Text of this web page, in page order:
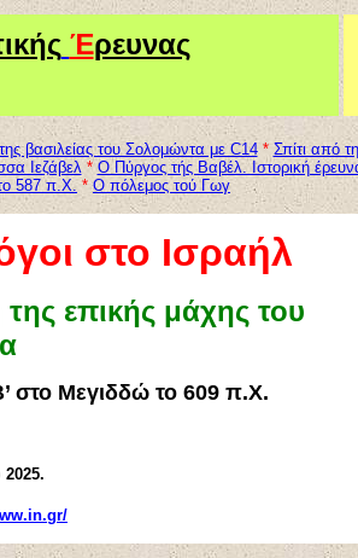
Έρευνας
βασιλείας του Σολομώντα με C14 * Σπίτι από
Ιεζάβελ * O Πύργος τής Βαβέλ. Ιστορική
587 π.Χ. * Ο πόλεμος τού Γωγ
στο Ισραήλ
επικής μάχης του
στο Μεγιδδώ το 609 π.Χ.
2025.